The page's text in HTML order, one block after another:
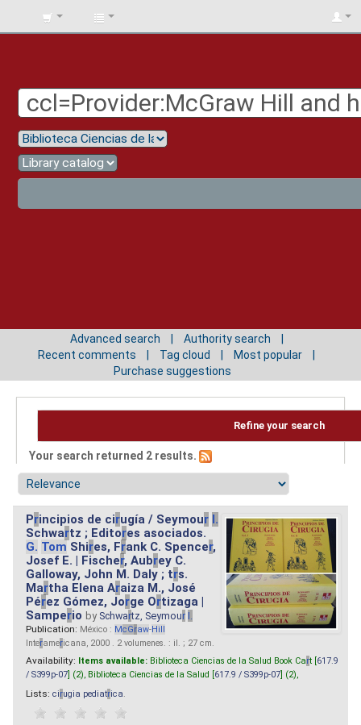
BIBLIOTECA
Advanced search
Authority search
Recent comments
Tag cloud
Most popular
Purchase suggestions
Refine your search
Your search returned 2 results.
Principios de cirugía / Seymour I.
Schwartz ; Editores asociados.
G. Tom Shires, Frank C. Spencer,
Josef E. | Fischer, Aubrey C.
Galloway, John M. Daly ; trs.
Martha Elena Araiza M., José
Pérez Gómez, Jorge Ortizaga |
Samperio by Schwartz, Seymour I.
Publication: México : McGraw-Hill
Interamericana, 2000 . 2 volumenes. : il. ; 27 cm.
Availability: Items available: Biblioteca Ciencias de la Salud Book Cart [ 617.9
/ S399p-07 ] (2), Biblioteca Ciencias de la Salud [ 617.9 / S399p-07 ] (2),
Lists: cirugia pediatrica